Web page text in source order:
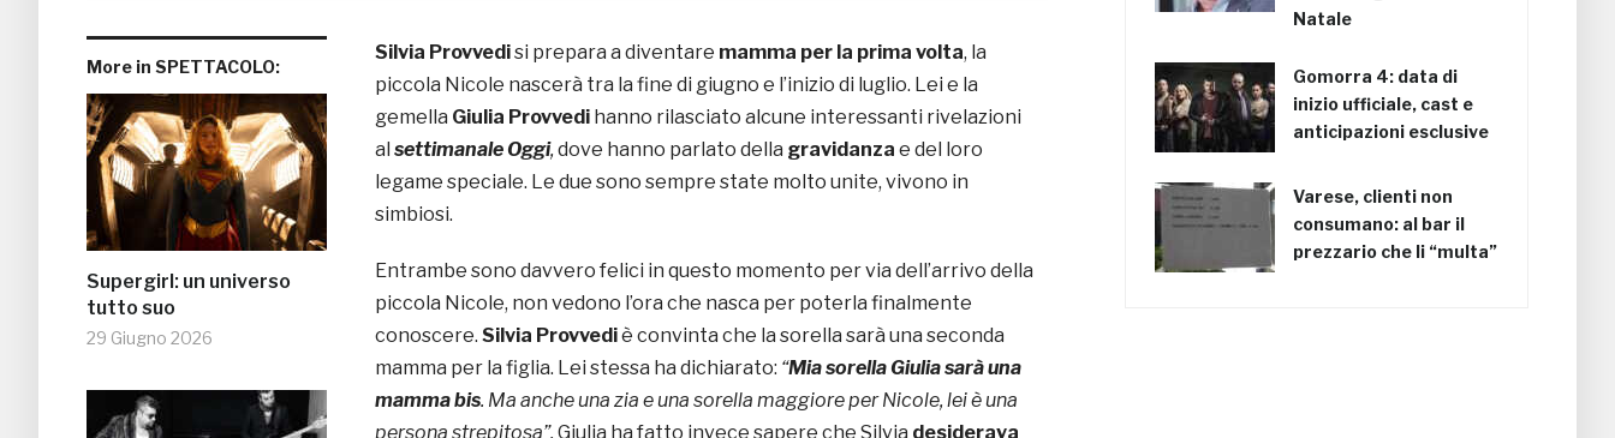
More in SPETTACOLO:
Supergirl: un universo
tutto suo
29 Giugno 2026
Silvia Provvedisi prepara a diventare mamma per la prima volta, la
piccola Nicole nascerà tra la fine di giugno e l’inizio di luglio. Lei e la
gemella Giulia Provvedi hanno rilasciato alcune interessanti rivelazioni
al settimanale Oggi,dove hanno parlato della gravidanza e del loro
legame speciale. Le due sono sempre state molto unite, vivono in
simbiosi.
Entrambe sono davvero felici in questo momento per via dell’arrivo della
piccola Nicole, non vedono l’ora che nasca per poterla finalmente
conoscere. Silvia Provvediè convinta che la sorella sarà una seconda
mamma per la figlia. Lei stessa ha dichiarato: “Mia sorella Giulia sarà una
mamma bis. Ma anche una zia e una sorella maggiore per Nicole, lei è una
persona strepitosa”. Giulia ha fatto invece sapere che Silvia desiderava
Natale
Gomorra 4: data di
inizio ufficiale, cast e
anticipazioni esclusive
Varese, clienti non
consumano: al bar il
prezzario che li “multa”